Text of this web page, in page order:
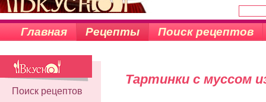
Главная Рецепты Поиск рецептов
Поиск рецептов
Тартинки с муссом